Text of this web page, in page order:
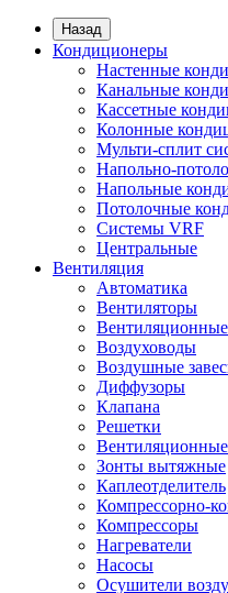
Назад
Кондиционеры
Настенные
Канальные
Кассетные
Колонные
Мульти-сплит
Напольно-
Напольные
Потолочные
Системы VRF
Центральные
Вентиляция
Автоматика
Вентиляторы
Вентиляционные
Воздуховоды
Воздушные
Диффузоры
Клапана
Решетки
Вентиляционные
Зонты вытяжные
Каплеотделитель
Компрессорно-
Компрессоры
Нагреватели
Насосы
Осушители